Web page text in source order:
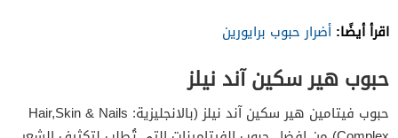
اقرأ أيضًا: أضرار حبوب برايورين
حبوب هير سكين آند نيلز
حبوب فيتامين هير سكين آند نيلز (بالانجليزية: Hair,Skin & Nails